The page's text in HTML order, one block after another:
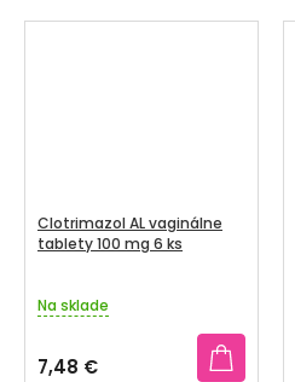
5
Clotrimazol AL vaginálne
tablety 100 mg 6 ks
Na sklade
7,48 €